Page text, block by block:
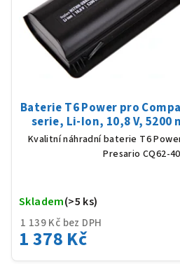
Baterie T6 Power pro
serie, Li-Ion, 10,8 V, 5200
Kvalitní náhradní baterie T6
Presario CQ62-
1 139 Kč bez DPH
1 378 Kč
Skladem(>5 ks)